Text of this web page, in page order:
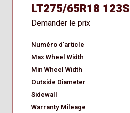
LT275/65R18 123S
Demander le prix
Numéro d'article
Max Wheel Width
Min Wheel Width
Outside Diameter
Sidewall
Warranty Mileage